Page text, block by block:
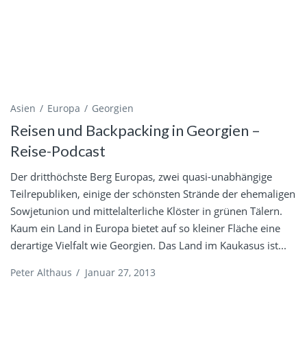
Asien Europa Georgien
Reisen und Backpacking in Georgien –
Reise-Podcast
Der dritthöchste Berg Europas, zwei quasi-unabhängige
Teilrepubliken, einige der schönsten Strände der ehemaligen
Sowjetunion und mittelalterliche Klöster in grünen Tälern.
Kaum ein Land in Europa bietet auf so kleiner Fläche eine
derartige Vielfalt wie Georgien. Das Land im Kaukasus ist...
Peter Althaus / Januar 27, 2013